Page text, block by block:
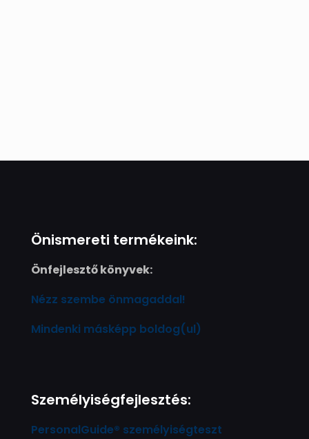
Önismereti termékeink:
Önfejlesztő könyvek:
Nézz szembe önmagaddal!
Mindenki másképp boldog(ul)
Személyiségfejlesztés:
PersonalGuide® személyiségteszt